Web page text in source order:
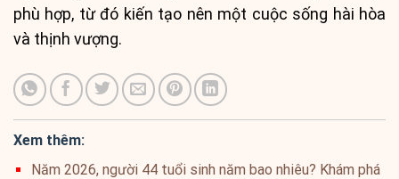
phù hợp, từ đó kiến tạo nên một cuộc sống hài hòa
và thịnh vượng.
Xem thêm:
Năm 2026, người 44 tuổi sinh năm bao nhiêu? Khám phá